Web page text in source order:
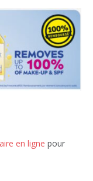
en ligne pour